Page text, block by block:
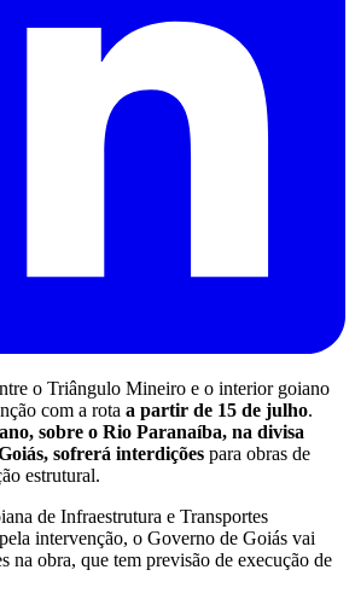
o Triângulo Mineiro e o interior goiano
com a rota a partir de 15 de julho.
sobre o Rio Paranaíba, na divisa
sofrerá interdições para obras de
estrutural.
de Infraestrutura e Transportes
intervenção, o Governo de Goiás vai
na obra, que tem previsão de execução de